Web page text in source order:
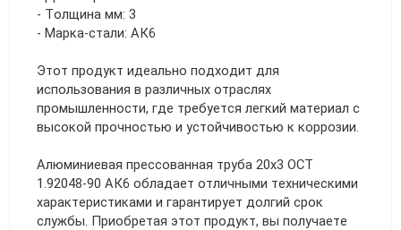
- Толщина мм: 3
- Марка-стали: АК6
Этот продукт идеально подходит для
использования в различных отраслях
промышленности, где требуется легкий материал с
высокой прочностью и устойчивостью к коррозии.
Алюминиевая прессованная труба 20х3 ОСТ
1.92048-90 АК6 обладает отличными техническими
характеристиками и гарантирует долгий срок
службы. Приобретая этот продукт, вы получаете